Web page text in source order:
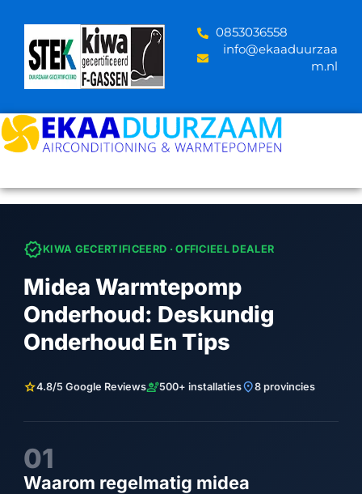
content
‪0853036558
info@ekaaduurzaa
m.nl
verifiedKIWA GECERTIFICEERD · OFFICIEEL DEALER
Midea Warmtepomp
Onderhoud: Deskundig
Onderhoud En Tips
star4.8/5 Google Reviewsengineering500+ installatieslocation_on8 provincies
01
Waarom regelmatig midea